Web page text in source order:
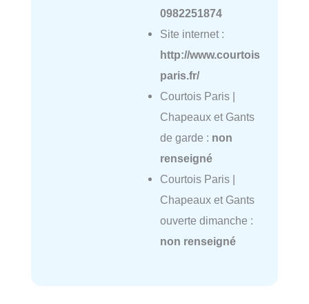
0982251874
Site internet :
http://www.courtois
paris.fr/
Courtois Paris |
Chapeaux et Gants
de garde : non
renseigné
Courtois Paris |
Chapeaux et Gants
ouverte dimanche :
non renseigné